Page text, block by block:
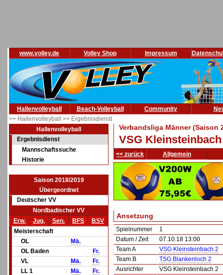
www.volley.de Volley Shop Impressum
Hallenvolleyball Beach-Volleyball Community
>> Hallenvolleyball >> Ergebnisdienst
Hallenvolleyball
Ergebnisdienst
Mannschaftssuche
Historie
Saison 2018/2019
Übergeordnet
Deutscher VV
Nordbadischer VV
Erw.
Jug. Sen. BFS
BSV
Meisterschaft
OL
Mä.
OL Baden
Fr.
VL
Mä.
Fr.
LL 1
Mä.
Fr.
Verbandsliga Männer (Saison
VSG
<< zurück Allgemein
Ansetzung
Spielnummer
1
Datum / Zeit
07.10.18 13:00
Team A
VSG Kleinsteinbach 2
Team B
TSG Blankenloch 2
Ausrichter
VSG Kleinsteinbach 2